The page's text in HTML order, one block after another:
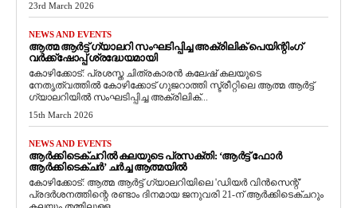
23rd March 2026
NEWS AND EVENTS
ആത്മ ആർട്ട് ഗ്യാലറി സംഘടിപ്പിച്ച അക്രിലിക് പെയിന്റിംഗ്
വർക്ക്‌ഷോപ്പ് ശ്രദ്ധേയമായി
കോഴിക്കോട്: പ്രശസ്ത ചിത്രകാരൻ കലേഷ് കലയുടെ
നേതൃത്വത്തിൽ കോഴിക്കോട് ഗുജറാത്തി സ്ട്രീറ്റിലെ ആത്മ ആർട്ട്
ഗ്യാലറിയിൽ സംഘടിപ്പിച്ച അക്രിലിക്...
15th March 2026
NEWS AND EVENTS
ആർക്കിടെക്ചറിൽ കലയുടെ പ്രസക്തി: ‘ആർട്ട് ഫോർ
ആർക്കിടെക്ചർ’ ചർച്ച ആത്മയിൽ
​കോഴിക്കോട്: ആത്മ ആർട്ട് ഗ്യാലറിയിലെ 'ഡിയർ വിൻസെന്റ്'
പ്രദർശനത്തിന്റെ രണ്ടാം ദിനമായ ജനുവരി 21-ന് ആർക്കിടെക്ചറും